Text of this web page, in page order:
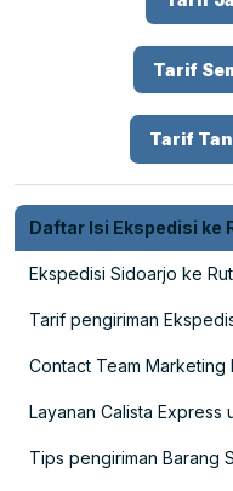
Tarif
Tarif
Daftar Isi Ekspedisi ke
Ekspedisi Sidoarjo ke
Tarif pengiriman
Contact Team Marketing
Layanan Calista Express
Tips pengiriman Barang